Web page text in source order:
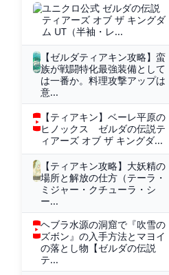
ユニクロ公式 ゼルダの伝説
ティアーズ オブ ザ キングダ
ム UT（半袖・レ...
【ゼルダティアキン攻略】蛮
族が戦闘特化最強装備として
は一番か。料理攻撃アップは
意...
【ティアキン】ベーレ平原の
ヒノックス ゼルダの伝説テ
ィアーズ オブ ザ キングダ...
【ティアキン攻略】大妖精の
場所と解放の仕方（テーラ・
ミジャー・クチューラ・シ
ー...
ヘブラ水源の洞窟で『吹雪の
ズボン』の入手方法とマヨイ
の落とし物【ゼルダの伝説
テ...